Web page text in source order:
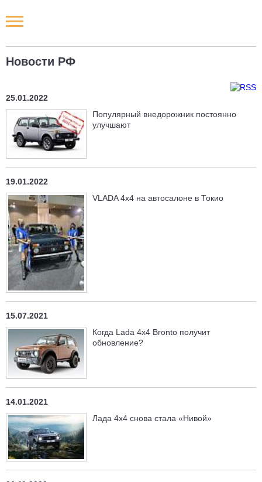
Новости РФ
25.01.2022
Популярный внедорожник постоянно
улучшают
19.01.2022
VLADA 4x4 на автосалоне в Токио
15.07.2021
Когда Lada 4x4 Bronto получит
обновление?
14.01.2021
Лада 4х4 снова стала «Нивой»
Новости РФ
Новости компаний
Наши мероприятия